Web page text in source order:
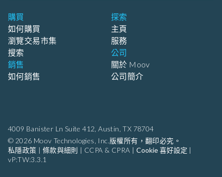
4009 Banister Ln Suite 412, Austin, TX 78704
© 2026 Moov Technologies, Inc.版權所有，翻印必究。
私隱政策 | 條款與細則 | CCPA & CPRA | Cookie 喜好設定 |
vP:TW:3.3.1
購買
如何購買
瀏覽交易市集
搜索
銷售
如何銷售
探索
主頁
服務
公司
關於 Moov
公司簡介